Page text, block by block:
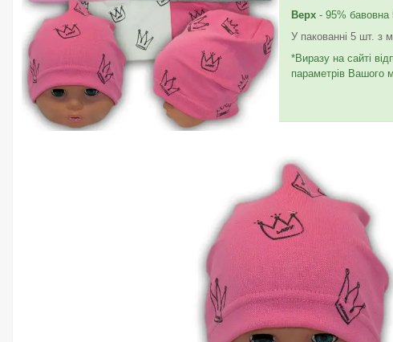
Верх - 95% бавовна
У пакованні 5 шт. з
*Виразу на сайті
параметрів Вашого